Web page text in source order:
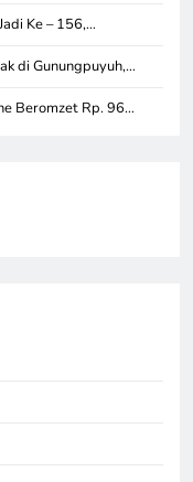
Ke – 156,…
di Gunungpuyuh,…
Beromzet Rp. 96…